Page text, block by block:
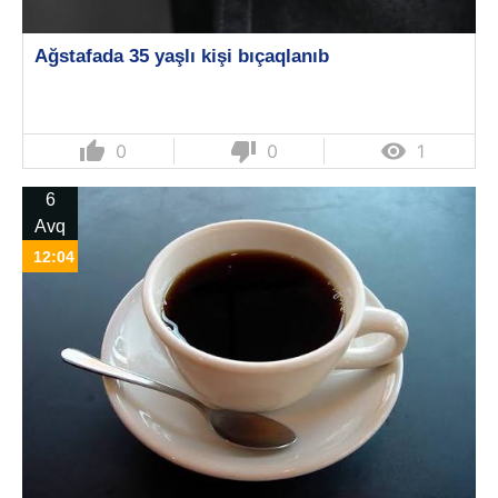
Ağstafada 35 yaşlı kişi bıçaqlanıb
thumb_up 0 thumb_down 0  1
6
Avq
12:04